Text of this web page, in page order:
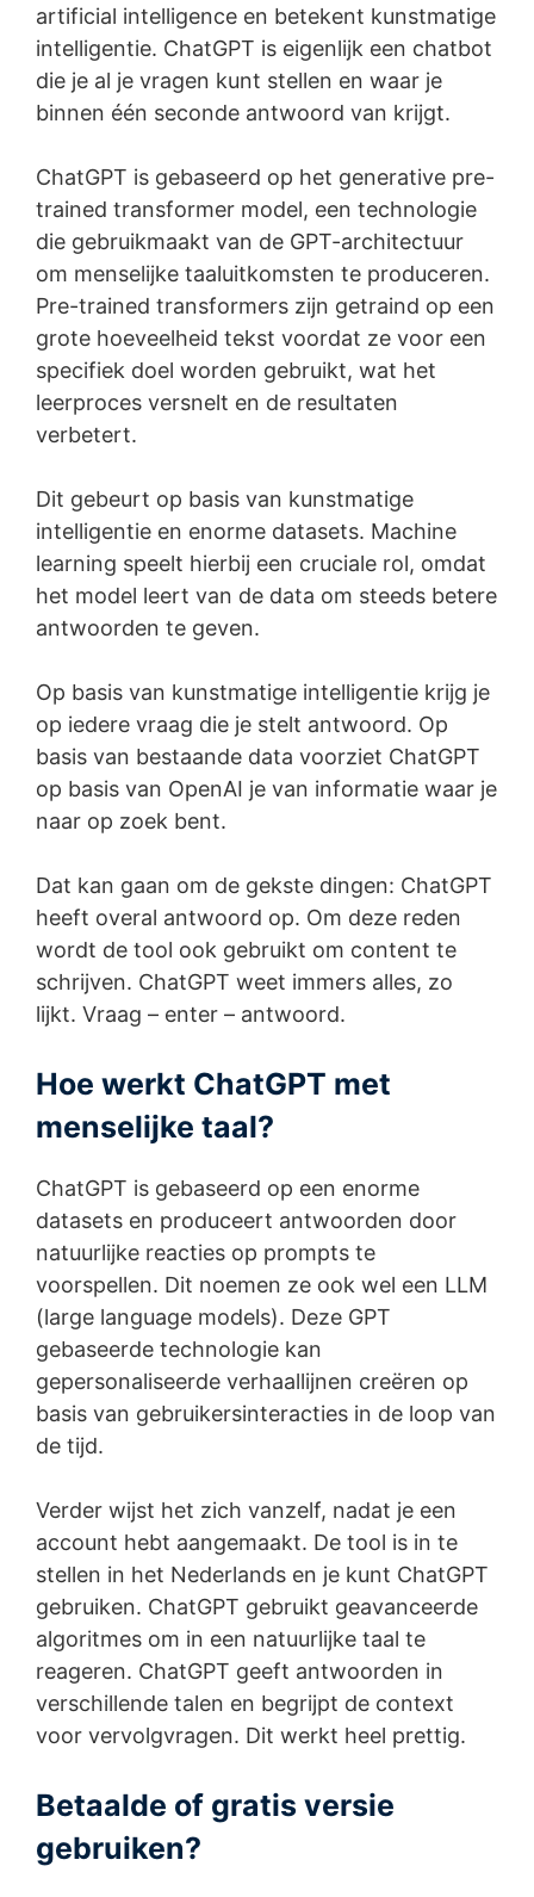
artificial intelligence en betekent kunstmatige
intelligentie. ChatGPT is eigenlijk een chatbot
die je al je vragen kunt stellen en waar je
binnen één seconde antwoord van krijgt.
ChatGPT is gebaseerd op het generative pre-
trained transformer model, een technologie
die gebruikmaakt van de GPT-architectuur
om menselijke taaluitkomsten te produceren.
Pre-trained transformers zijn getraind op een
grote hoeveelheid tekst voordat ze voor een
specifiek doel worden gebruikt, wat het
leerproces versnelt en de resultaten
verbetert.
Dit gebeurt op basis van kunstmatige
intelligentie en enorme datasets. Machine
learning speelt hierbij een cruciale rol, omdat
het model leert van de data om steeds betere
antwoorden te geven.
Op basis van kunstmatige intelligentie krijg je
op iedere vraag die je stelt antwoord. Op
basis van bestaande data voorziet ChatGPT
op basis van OpenAI je van informatie waar je
naar op zoek bent.
Dat kan gaan om de gekste dingen: ChatGPT
heeft overal antwoord op. Om deze reden
wordt de tool ook gebruikt om content te
schrijven. ChatGPT weet immers alles, zo
lijkt. Vraag – enter – antwoord.
Hoe werkt ChatGPT met
menselijke taal?
ChatGPT is gebaseerd op een enorme
datasets en produceert antwoorden door
natuurlijke reacties op prompts te
voorspellen. Dit noemen ze ook wel een LLM
(large language models). Deze GPT
gebaseerde technologie kan
gepersonaliseerde verhaallijnen creëren op
basis van gebruikersinteracties in de loop van
de tijd.
Verder wijst het zich vanzelf, nadat je een
account hebt aangemaakt. De tool is in te
stellen in het Nederlands en je kunt ChatGPT
gebruiken. ChatGPT gebruikt geavanceerde
algoritmes om in een natuurlijke taal te
reageren. ChatGPT geeft antwoorden in
verschillende talen en begrijpt de context
voor vervolgvragen. Dit werkt heel prettig.
Betaalde of gratis versie
gebruiken?